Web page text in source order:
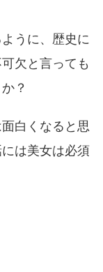
うに、歴史に
欠と言っても
？
白くなると思
は美女は必須